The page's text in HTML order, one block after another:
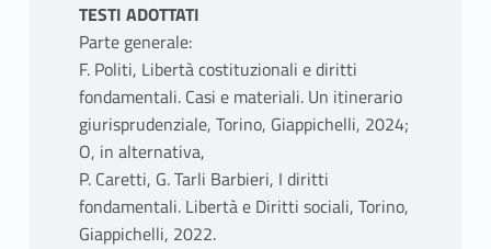
TESTI ADOTTATI
Parte generale:
F. Politi, Libertà costituzionali e diritti
fondamentali. Casi e materiali. Un itinerario
giurisprudenziale, Torino, Giappichelli, 2024;
O, in alternativa,
P. Caretti, G. Tarli Barbieri, I diritti
fondamentali. Libertà e Diritti sociali, Torino,
Giappichelli, 2022.